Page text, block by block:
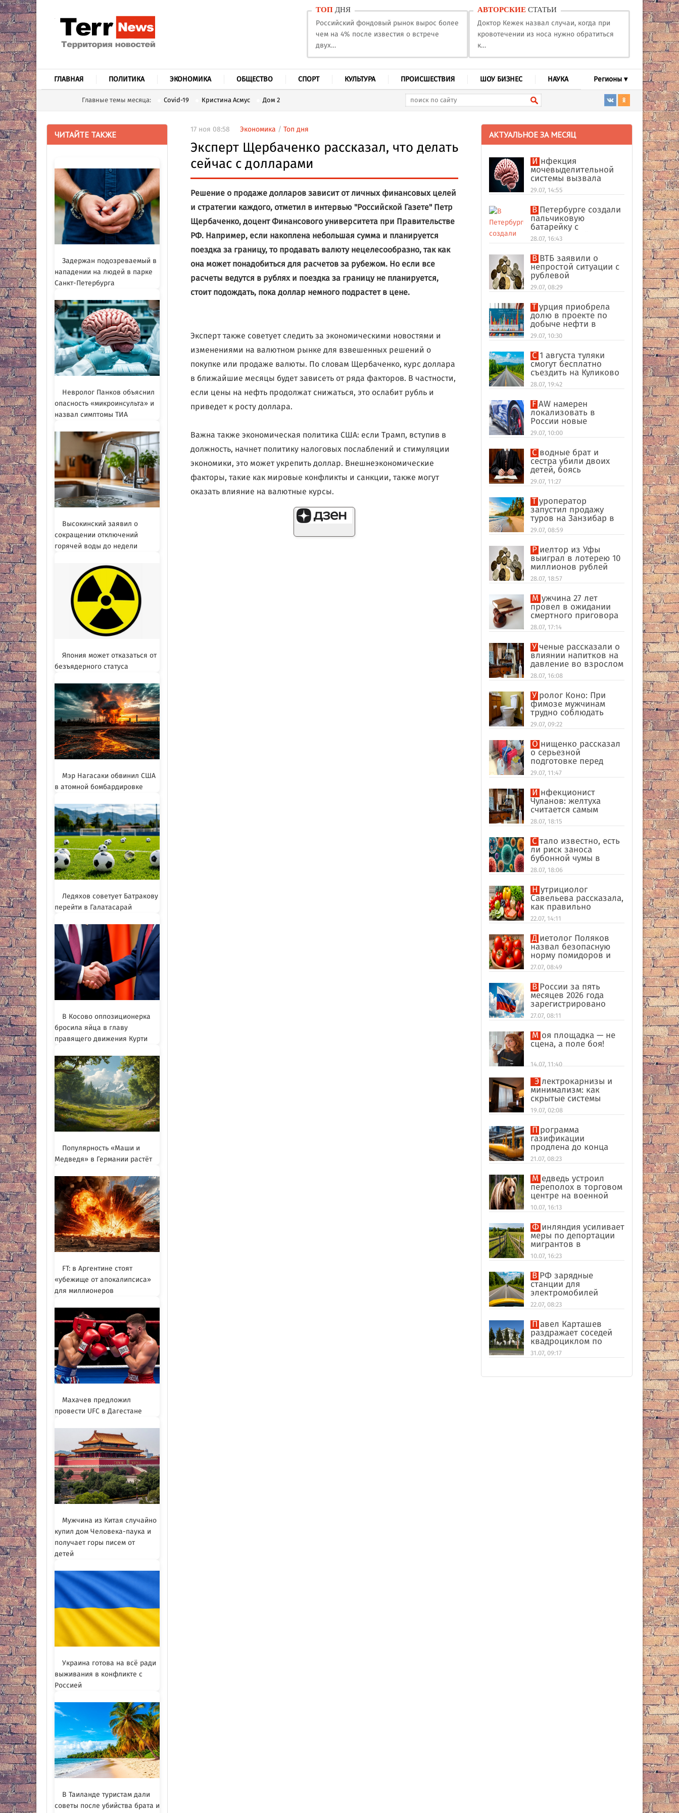
ТОП ДНЯ
Российский фондовый рынок вырос более
чем на 4% после известия о встрече
двух…
АВТОРСКИЕ СТАТЬИ
Доктор Кежек назвал случаи, когда при
кровотечении из носа нужно обратиться
к…
ГЛАВНАЯ ПОЛИТИКА ЭКОНОМИКА ОБЩЕСТВО СПОРТ КУЛЬТУРА ПРОИСШЕСТВИЯ ШОУ БИЗНЕС НАУКА Регионы ▾
Главные темы месяца: Covid-19 Кристина Асмус Дом 2
ЧИТАЙТЕ ТАКЖЕ
Задержан подозреваемый в
нападении на людей в парке
Санкт-Петербурга
Невролог Панков объяснил
опасность «микроинсульта» и
назвал симптомы ТИА
Высокинский заявил о
сокращении отключений
горячей воды до недели
Япония может отказаться от
безъядерного статуса
Мэр Нагасаки обвинил США
в атомной бомбардировке
Ледяхов советует Батракову
перейти в Галатасарай
В Косово оппозиционерка
бросила яйца в главу
правящего движения Курти
Популярность «Маши и
Медведя» в Германии растёт
FT: в Аргентине стоят
«убежище от апокалипсиса»
для миллионеров
Махачев предложил
провести UFC в Дагестане
Мужчина из Китая случайно
купил дом Человека-паука и
получает горы писем от
детей
Украина готова на всё ради
выживания в конфликте с
Россией
В Таиланде туристам дали
советы после убийства брата и
17 ноя 08:58 Экономика / Топ дня
Эксперт Щербаченко рассказал, что делать
сейчас с долларами
Решение о продаже долларов зависит от личных финансовых целей
и стратегии каждого, отметил в интервью "Российской Газете" Петр
Щербаченко, доцент Финансового университета при Правительстве
РФ. Например, если накоплена небольшая сумма и планируется
поездка за границу, то продавать валюту нецелесообразно, так как
она может понадобиться для расчетов за рубежом. Но если все
расчеты ведутся в рублях и поездка за границу не планируется,
стоит подождать, пока доллар немного подрастет в цене.
Эксперт также советует следить за экономическими новостями и
изменениями на валютном рынке для взвешенных решений о
покупке или продаже валюты. По словам Щербаченко, курс доллара
в ближайшие месяцы будет зависеть от ряда факторов. В частности,
если цены на нефть продолжат снижаться, это ослабит рубль и
приведет к росту доллара.
Важна также экономическая политика США: если Трамп, вступив в
должность, начнет политику налоговых послаблений и стимуляции
экономики, это может укрепить доллар. Внешнеэкономические
факторы, такие как мировые конфликты и санкции, также могут
оказать влияние на валютные курсы.
АКТУАЛЬНОЕ ЗА МЕСЯЦ
Инфекция
мочевыделительной
системы вызвала
абсцесс мозга у
американки
29.07, 14:55
В Петербурге создали
пальчиковую
батарейку с
беспроводной
зарядкой
28.07, 16:43
В ВТБ заявили о
непростой ситуации с
рублевой
ликвидностью в
банковском секторе
29.07, 08:29
Турция приобрела
долю в проекте по
добыче нефти в
иракском Киркуке
29.07, 10:30
С 1 августа туляки
смогут бесплатно
съездить на Куликово
поле
28.07, 19:42
FAW намерен
локализовать в
России новые
кроссоверы
29.07, 10:00
Сводные брат и
сестра убили двоих
детей, боясь
разоблачения инцеста
29.07, 11:27
Туроператор
запустил продажу
туров на Занзибар в
качестве
альтернативы Турции
29.07, 08:59
Риелтор из Уфы
выиграл в лотерею 10
миллионов рублей
28.07, 18:57
Мужчина 27 лет
провел в ожидании
смертного приговора
из-за поддельных
улик в США
28.07, 17:14
Ученые рассказали о
влиянии напитков на
давление во взрослом
возрасте
28.07, 16:08
Уролог Коно: При
фимозе мужчинам
трудно соблюдать
интимную гигиену
29.07, 09:22
Онищенко рассказал
о серьезной
подготовке перед
отпуском в
экзотические страны
29.07, 11:47
Инфекционист
Чуланов: желтуха
считается самым
главным признаком
гепатита
28.07, 18:15
Стало известно, есть
ли риск заноса
бубонной чумы в
Россию
28.07, 18:06
Нутрициолог
Савельева рассказала,
как правильно
формировать
пищевые привычки
22.07, 14:11
Диетолог Поляков
назвал безопасную
норму помидоров и
огурцов
27.07, 08:49
В России за пять
месяцев 2026 года
зарегистрировано
рекордное число
иностранных
компаний
27.07, 08:11
Моя площадка — не
сцена, а поле боя!
14.07, 11:40
Электрокарнизы и
минимализм: как
скрытые системы
делают интерьер
дороже
19.07, 02:08
Программа
газификации
продлена до конца
2026 года
21.07, 08:23
Медведь устроил
переполох в торговом
центре на военной
базе Аляски
10.07, 16:13
Финляндия усиливает
меры по депортации
мигрантов в
соответствии с
новыми нормами ЕС
10.07, 16:23
В РФ зарядные
станции для
электромобилей
оказались на грани
перегрузки
22.07, 08:23
Павел Карташев
раздражает соседей
квадроциклом по
выходным под Тверью
31.07, 09:17